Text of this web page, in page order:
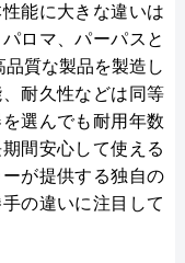
能に大きな違いは
ロマ、パーパスと
質な製品を製造し
耐久性などは同等
選んでも耐用年数
間安心して使える
が提供する独自の
の違いに注目して